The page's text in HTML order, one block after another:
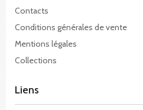
Contacts
Conditions générales de vente
Mentions légales
Collections
Liens